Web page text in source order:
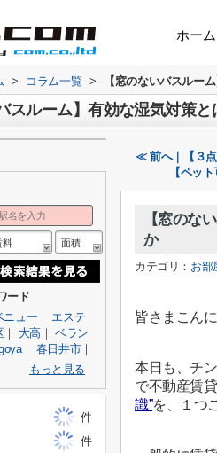
ホーム
> コラム一覧 > 【窓のないバスルー
スルーム】有効な湿気対策
≪ 前へ｜【３点
【ペッ
【窓のな
か
カテゴリ： お部
皆さまこん
本日も、チ
で不動産賃
識”を、１つ
料 面積
ード
ニュー ｜ エステ
｜ 大高｜ベラン
｜ 春日井市｜
もっと見る
件
件